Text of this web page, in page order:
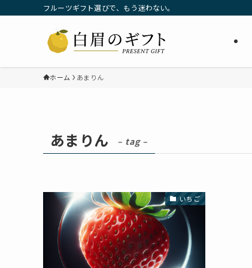
フルーツギフト選びで、もう迷わない。
ホーム あまりん
あまりん – tag –
いちご